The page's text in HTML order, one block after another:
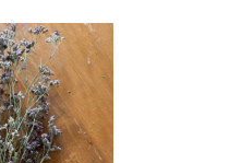
tonos suaves y delicados,
cálido en cualquier rincón de